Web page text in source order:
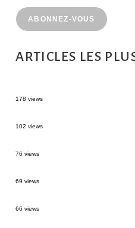
ABONNEZ-VOUS
ARTICLES LES
178 views
102 views
76 views
69 views
66 views